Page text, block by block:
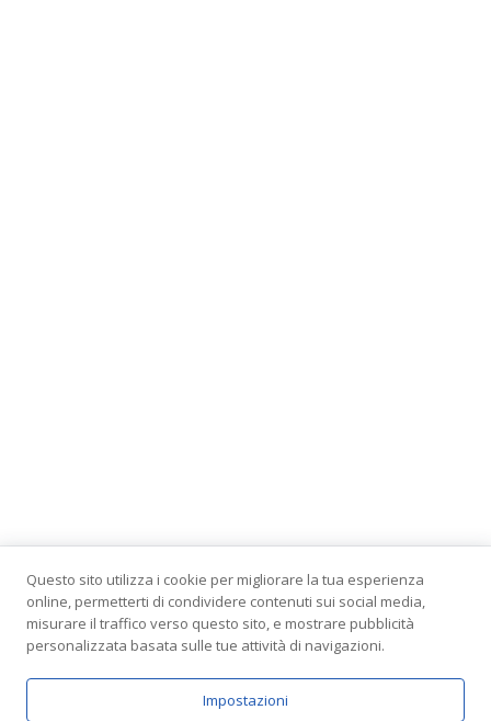
Tutti i diritti riservati 2026 © Vietata la riproduzione non
autorizzata. Case in Legno e Case Prefabbricate in
Bioedilizia Made in Italy!
Questo sito utilizza i cookie per migliorare la tua esperienza
online, permetterti di condividere contenuti sui social media,
misurare il traffico verso questo sito, e mostrare pubblicità
personalizzata basata sulle tue attività di navigazioni.
Impostazioni